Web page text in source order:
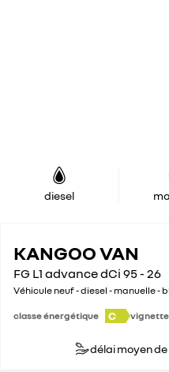
diesel
KANGOO VAN
FG L1 advance dCi 95 - 26
Véhicule neuf - diesel - manuelle -
classe énergétique C
délai moyen